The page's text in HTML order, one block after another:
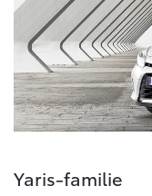
Yaris-familie